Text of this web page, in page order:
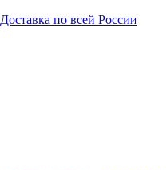
Доставка по всей России